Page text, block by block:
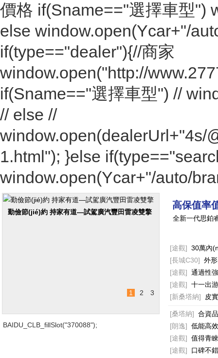
價格 if(Sname=="選擇車型")
else window.open(Ycar+"/
if(type=="dealer"){//商家
window.open("http://
if(Sname=="選擇車型") //
// else //
window.open(dealerUrl+"4s/
1.html"); }else
window.open(Ycar+"/auto/
1 2 3
勤儉節(jié)約 持家有道—試駕廣汽豐田雷凌雙擎
BAIDU_CLB_fillSlot("370088");
高保值率
全新一代思鉑
[途觀] 30萬內
[長城C30] 外
[途觀] 通過性
[途觀] 十一出
[新桑塔納]
皮
[桑塔納] 合資
[朗逸] 低能高
[途觀] 值得青
[途觀]
口碑不